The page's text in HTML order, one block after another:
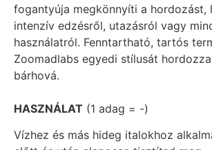
fogantyúja megkönnyíti a hordozást,
intenzív edzésről, utazásról vagy
használatról. Fenntartható, tartós
Zoomadlabs egyedi stílusát
bárhová.
HASZNÁLAT (1 adag = -)
Vízhez és más hideg italokhoz